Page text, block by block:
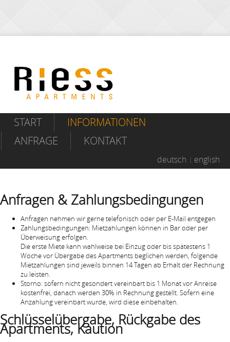
START
INFORMATIONEN
ANFRAGE
KONTAKT
deutsch english
Anfragen & Zahlungsbedingungen
Anfragen nehmen wir gerne telefonisch oder per E-Mail entgegen
Zahlungsbedingungen: Mietzahlungen können in Bar oder per
Überweisung erfolgen.
Die erste Miete kann wahlweise bei Einzug oder bis spätestens 1
Woche vor Übergabe des Apartments beglichen werden, folgende
Mietzahlungen sind jeweils binnen 14 Tagen ab Erhalt der Rechnung
zu leisten.
Storno: sofern nicht gesondert vereinbart bis 1 Monat vor Anreise
kostenfrei, danach werden 30% in Rechnung gestellt. Sofern eine
Anzahlung vereinbart wurde, wird diese einbehalten.
Schlüsselübergabe, Rückgabe des
Apartments, Kaution